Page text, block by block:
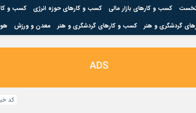
کسب و کارهای بازار مالی کسب و کارهای حوزه انرژی کسب و
گردشگری و هنر کسب و کارهای گردشگری و هنر معدن و ورزش
پیوندها درباره ما
کسب و کارهای حوزه کشاورزی
کد